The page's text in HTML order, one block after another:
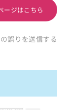
ージはこちら
誤りを送信する